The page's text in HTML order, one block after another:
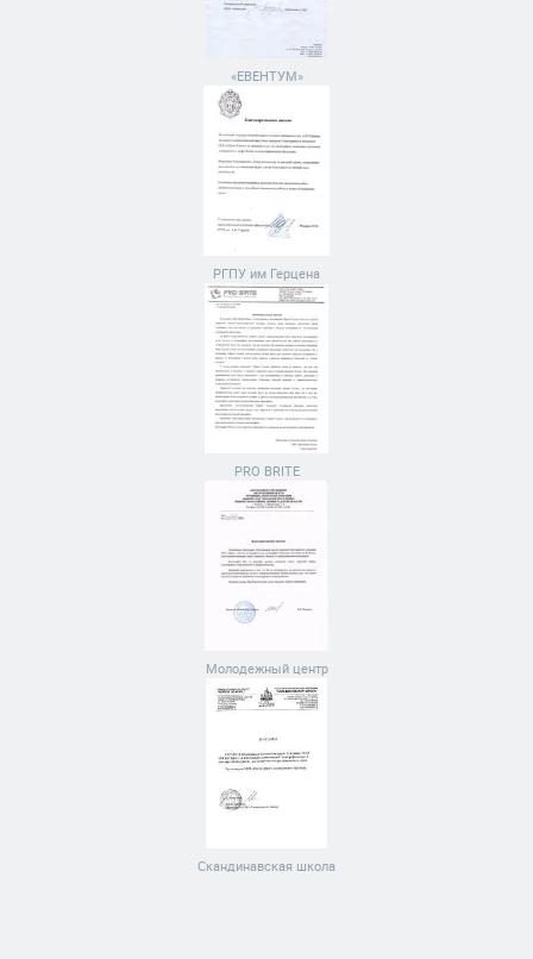
«ЕВЕНТУМ»
РГПУ им Герцена
PRO BRITE
Молодежный центр
Скандинавская школа